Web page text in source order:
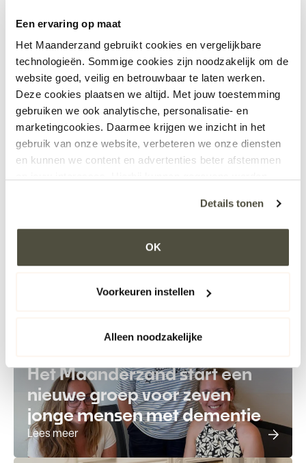
Een ervaring op maat
Het Maanderzand gebruikt cookies en vergelijkbare
technologieën. Sommige cookies zijn noodzakelijk om de
website goed, veilig en betrouwbaar te laten werken.
Deze cookies plaatsen we altijd. Met jouw toestemming
gebruiken we ook analytische, personalisatie- en
marketingcookies. Daarmee krijgen we inzicht in het
gebruik van onze website, verbeteren we onze diensten
en kunnen we content en advertenties beter afstemmen
noodzakelijk’ om alleen noodzakelijke cookies toe te
ieder moment wijzigen via onze cookie-instellingen. Meer
Details tonen
OK
Voorkeuren instellen
Alleen noodzakelijke
Het laatste nieuws Bekijk alle nieuwsberichten
SterkSamen
Lees meer
Keurmerk Beste
werkgever (Word-Class
Start nieuwbouw Het
Maanderzand. We gaan
Het Maanderzand start een
nieuwe groep voor zeven
jonge mensen met dementie
Lees meer